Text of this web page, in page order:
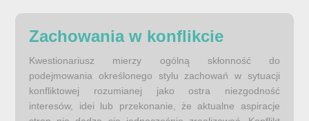
Zachowania w konflikcie
Kwestionariusz mierzy ogólną skłonność do
podejmowania określonego stylu zachowań w sytuacji
konfliktowej rozumianej jako ostra niezgodność
interesów, idei lub przekonanie, że aktualne aspiracje